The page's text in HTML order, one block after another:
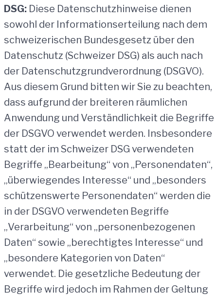
DSG: Diese Datenschutzhinweise dienen
sowohl der Informationserteilung nach dem
schweizerischen Bundesgesetz über den
Datenschutz (Schweizer DSG) als auch nach
der Datenschutzgrundverordnung (DSGVO).
Aus diesem Grund bitten wir Sie zu beachten,
dass aufgrund der breiteren räumlichen
Anwendung und Verständlichkeit die Begriffe
der DSGVO verwendet werden. Insbesondere
statt der im Schweizer DSG verwendeten
Begriffe „Bearbeitung“ von „Personendaten“,
„überwiegendes Interesse“ und „besonders
schützenswerte Personendaten“ werden die
in der DSGVO verwendeten Begriffe
„Verarbeitung“ von „personenbezogenen
Daten“ sowie „berechtigtes Interesse“ und
„besondere Kategorien von Daten“
verwendet. Die gesetzliche Bedeutung der
Begriffe wird jedoch im Rahmen der Geltung